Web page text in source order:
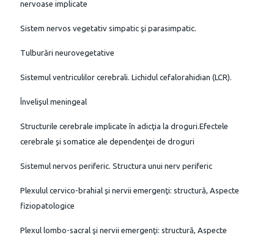
nervoase implicate
Sistem nervos vegetativ simpatic şi parasimpatic.
Tulburări neurovegetative
Sistemul ventriculilor cerebrali. Lichidul cefalorahidian (LCR).
Învelişul meningeal
Structurile cerebrale implicate în adicţia la droguri.Efectele
cerebrale şi somatice ale dependenţei de droguri
Sistemul nervos periferic. Structura unui nerv periferic
Plexulul cervico-brahial şi nervii emergenţi: structură, Aspecte
fiziopatologice
Plexul lombo-sacral şi nervii emergenţi: structură, Aspecte